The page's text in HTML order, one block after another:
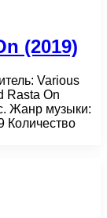
(2019)
Various
Rasta On
Жанр музыки:
Количество